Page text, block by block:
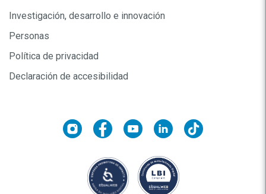
Investigación, desarrollo e innovación
Personas
Política de privacidad
Declaración de accesibilidad